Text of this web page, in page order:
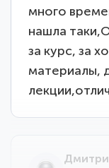
много
нашла
за курс, за
материалы,